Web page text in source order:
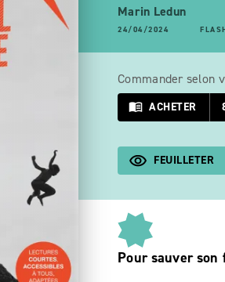
Marin Ledun
24/04/2024
Commander selon
menu_book ACHETER
FEUILLETER
Pour sauver son